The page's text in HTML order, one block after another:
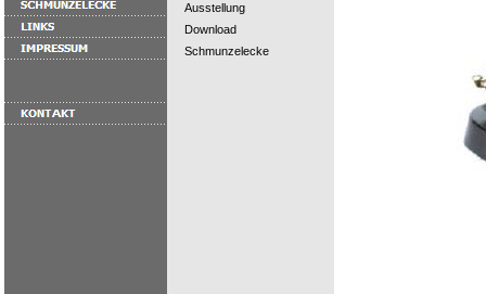
Ausstellung
Download
Schmunzelecke